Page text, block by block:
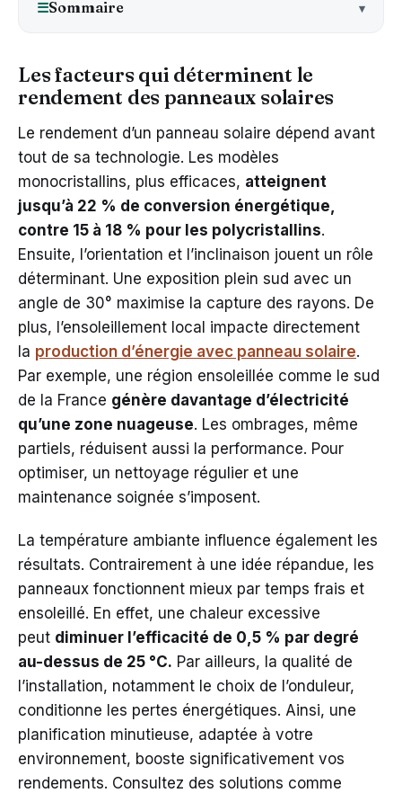
☰Sommaire
Les facteurs qui déterminent le
rendement des panneaux solaires
Le rendement d’un panneau solaire dépend avant
tout de sa technologie. Les modèles
monocristallins, plus efficaces, atteignent
jusqu’à 22 % de conversion énergétique,
contre 15 à 18 % pour les polycristallins.
Ensuite, l’orientation et l’inclinaison jouent un rôle
déterminant. Une exposition plein sud avec un
angle de 30° maximise la capture des rayons. De
plus, l’ensoleillement local impacte directement
la production d’énergie avec panneau solaire.
Par exemple, une région ensoleillée comme le sud
de la France génère davantage d’électricité
qu’une zone nuageuse. Les ombrages, même
partiels, réduisent aussi la performance. Pour
optimiser, un nettoyage régulier et une
maintenance soignée s’imposent.
La température ambiante influence également les
résultats. Contrairement à une idée répandue, les
panneaux fonctionnent mieux par temps frais et
ensoleillé. En effet, une chaleur excessive
peut diminuer l’efficacité de 0,5 % par degré
au-dessus de 25 °C. Par ailleurs, la qualité de
l’installation, notamment le choix de l’onduleur,
conditionne les pertes énergétiques. Ainsi, une
planification minutieuse, adaptée à votre
environnement, booste significativement vos
rendements. Consultez des solutions comme